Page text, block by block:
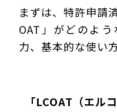
まずは、特許申請
OAT」がどのよ
力、基本的な使い
「LCOAT（エル